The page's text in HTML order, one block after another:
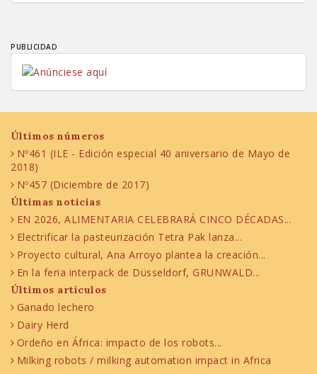
PUBLICIDAD
Últimos números
Nº461 (ILE - Edición especial 40 aniversario de Mayo de
2018)
Nº457 (Diciembre de 2017)
Últimas noticias
EN 2026, ALIMENTARIA CELEBRARÁ CINCO DÉCADAS...
Electrificar la pasteurización Tetra Pak lanza...
Proyecto cultural, Ana Arroyo plantea la creación...
En la feria interpack de Düsseldorf, GRUNWALD...
Últimos artículos
Ganado lechero
Dairy Herd
Ordeño en África: impacto de los robots...
Milking robots / milking automation impact in Africa